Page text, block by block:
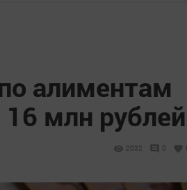
алиментам
16 млн рублей
2032 0